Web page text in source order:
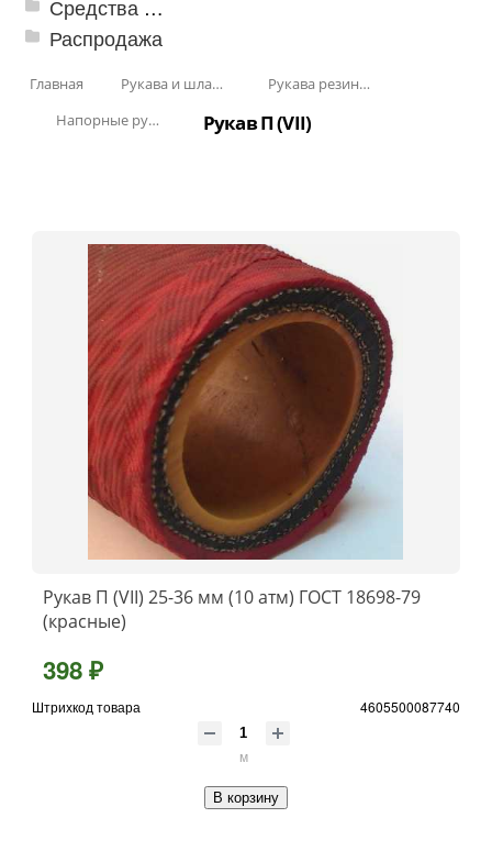
Средства от насекомых и садовых вредителей
Распродажа
Главная Рукава и шланги промышленные
Рукава резиновые
Напорные рукава ГОСТ 18698-79
Рукав П (VII)
Рукав П (VII) 25-36 мм (10 атм) ГОСТ 18698-79
(красные)
398 ₽
Штрихкод товара 4605500087740
м
В корзину